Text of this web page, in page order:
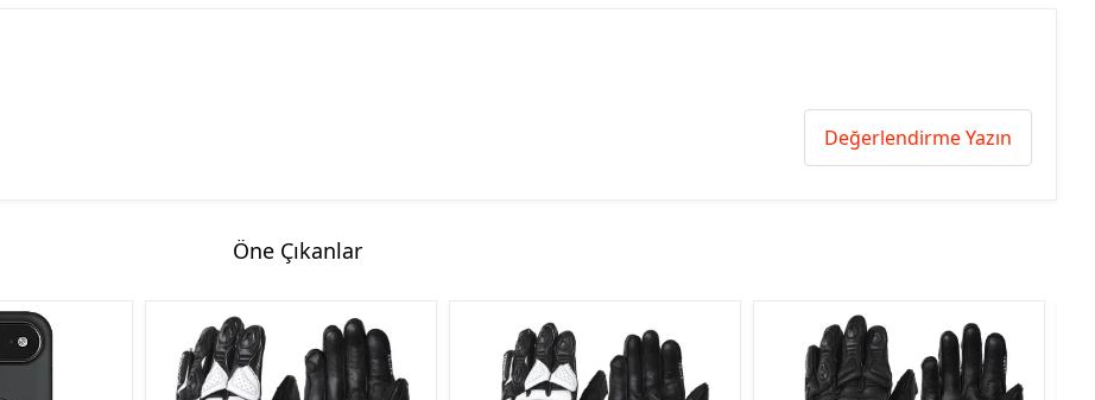
Değerlendirme Yazın
Öne Çıkanlar